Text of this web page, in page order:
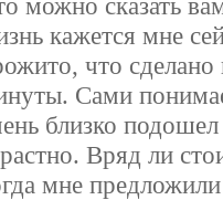
кажется мне
что
Сами
близко
Вряд ли
мне